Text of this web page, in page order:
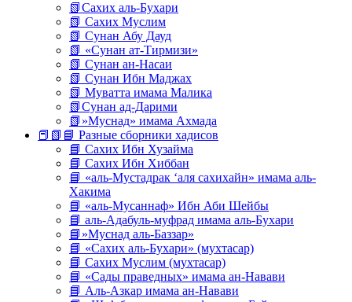
📗Сахих аль-Бухари
📗 Сахих Муслим
📗 Сунан Абу Дауд
📗 «Сунан ат-Тирмизи»
📗 Сунан ан-Насаи
📗 Сунан Ибн Маджах
📗 Муватта имама Малика
📗Сунан ад-Дарими
📗»Муснад» имама Ахмада
📕📗📘 Разные сборники хадисов
📘 Сахих Ибн Хузайма
📘 Сахих Ибн Хиббан
📘 «аль-Мустадрак ‘аля сахихайн» имама аль-
Хакима
📘 «аль-Мусаннаф» Ибн Аби Шейбы
📘 аль-Адабуль-муфрад имама аль-Бухари
📘»Муснад аль-Баззар»
📘 «Сахих аль-Бухари» (мухтасар)
📘 Сахих Муслим (мухтасар)
📘 «Сады праведных» имама ан-Навави
📘 Аль-Азкар имама ан-Навави